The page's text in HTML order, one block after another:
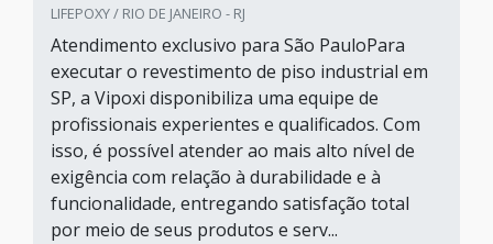
LIFEPOXY / RIO DE JANEIRO - RJ
Atendimento exclusivo para São PauloPara
executar o revestimento de piso industrial em
SP, a Vipoxi disponibiliza uma equipe de
profissionais experientes e qualificados. Com
isso, é possível atender ao mais alto nível de
exigência com relação à durabilidade e à
funcionalidade, entregando satisfação total
por meio de seus produtos e serv...